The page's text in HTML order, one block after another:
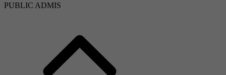
PUBLIC ADMIS